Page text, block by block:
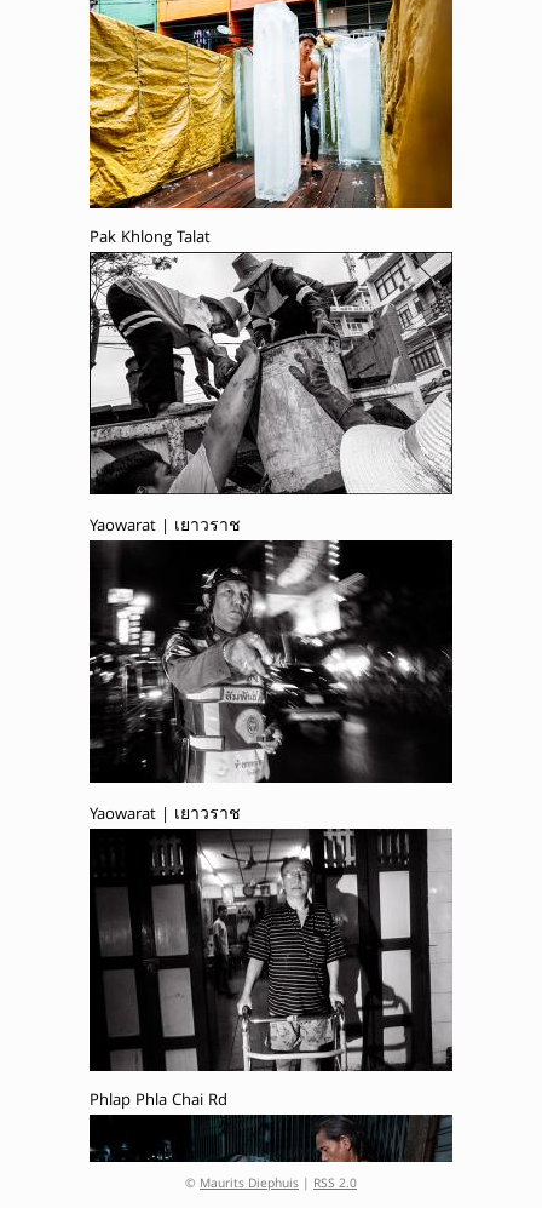
Pak Khlong Talat
Yaowarat | เยาวราช
Yaowarat | เยาวราช
Phlap Phla Chai Rd
© Maurits Diephuis | RSS 2.0